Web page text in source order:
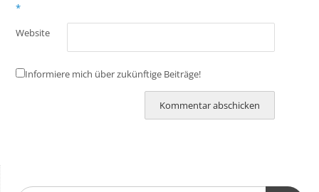
*
Website
Informiere mich über zukünftige Beiträge!